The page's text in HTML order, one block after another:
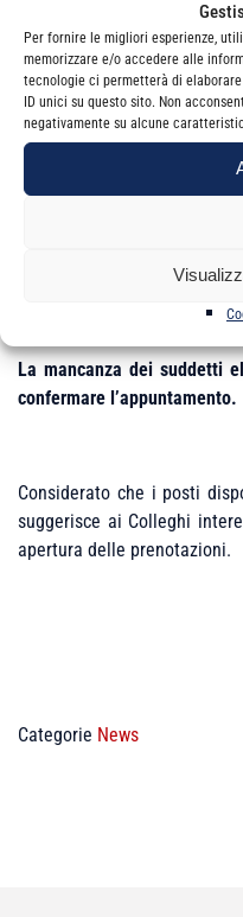
Per fornire le migliori esperienze,
memorizzare e/o accedere alle
tecnologie ci permetterà di
ID unici su questo sito. Non
negativamente su alcune
giornata indicata ed
necessari alla trattazione
I dati obbligatori sono:
codice fiscalepratica;
richiesta lavorazione
rettifica,
riferimento al
previdenziale rimasto
La mancanza dei suddetti
confermare l’appuntamento.
Considerato che i posti
suggerisce ai Colleghi
apertura delle prenotazioni.
Categorie News